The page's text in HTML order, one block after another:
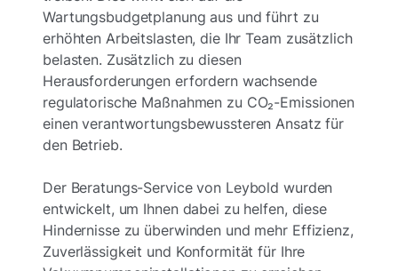
Wartungsbudgetplanung aus und führt zu
erhöhten Arbeitslasten, die Ihr Team zusätzlich
belasten. Zusätzlich zu diesen
Herausforderungen erfordern wachsende
regulatorische Maßnahmen zu CO₂-Emissionen
einen verantwortungsbewussteren Ansatz für
den Betrieb.
Der Beratungs-Service von Leybold wurden
entwickelt, um Ihnen dabei zu helfen, diese
Hindernisse zu überwinden und mehr Effizienz,
Zuverlässigkeit und Konformität für Ihre